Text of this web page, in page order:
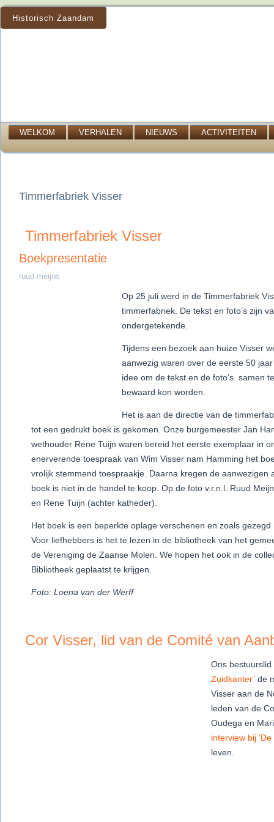
Historisch Zaandam
WELKOM VERHALEN NIEUWS ACTIVITEITEN
Timmerfabriek Visser
Timmerfabriek Visser
Boekpresentatie
ruud meijns
Op 25 juli werd in de Timmerfabriek
timmerfabriek. De tekst en foto’s zijn
ondergetekende.
Tijdens een bezoek aan huize Visser
aanwezig waren over de eerste 50
idee om de tekst en de foto’s samen
bewaard kon worden.
Het is aan de directie van de
tot een gedrukt boek is gekomen. Onze burgemeester Jan
wethouder Rene Tuijn waren bereid het eerste exemplaar in
enerverende toespraak van Wim Visser nam Hamming het
vrolijk stemmend toespraakje. Daarna kregen de aanwezigen
boek is niet in de handel te koop. Op de foto v.r.n.l. Ruud
en Rene Tuijn (achter katheder).
Het boek is een beperkte oplage verschenen en zoals
Voor liefhebbers is het te lezen in de bibliotheek van het
de Vereniging de Zaanse Molen. We hopen het ook in de
Bibliotheek geplaatst te krijgen.
Foto: Loena van der Werff
Cor Visser, lid van de Comité van
Ons
Zuidkanter’ de
Visser aan de
leden van de
Oudega en
interview bij
leven.